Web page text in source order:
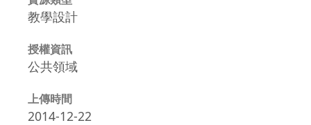
教學設計
授權資訊
公共領域
上傳時間
2014-12-22